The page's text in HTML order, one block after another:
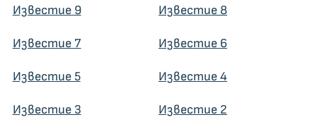
Известие 9 Известие 8
Известие 7 Известие 6
Известие 5 Известие 4
Известие 3 Известие 2